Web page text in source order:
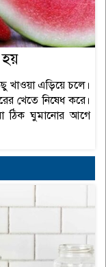
খাওয়া এড়িয়ে চলে।
খেতে নিষেধ করে।
ঠিক ঘুমানোর আগে